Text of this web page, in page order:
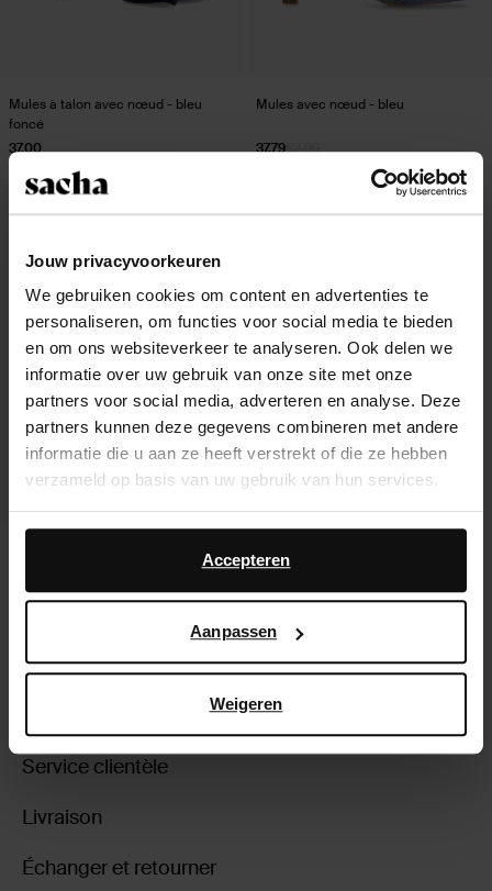
Jouw privacyvoorkeuren
We gebruiken cookies om content en advertenties te
personaliseren, om functies voor social media te bieden
en om ons websiteverkeer te analyseren. Ook delen we
informatie over uw gebruik van onze site met onze
partners voor social media, adverteren en analyse. Deze
partners kunnen deze gegevens combineren met andere
informatie die u aan ze heeft verstrekt of die ze hebben
verzameld op basis van uw gebruik van hun services.
Daarnaast werken wij samen met Google voor
advertentie- en meetdoeleinden. Meer informatie over
hoe Google uw persoonsgegevens gebruikt, vindt u op
Accepteren
Aanpassen
Weigeren
Mules à talon avec nœud - bleu
foncé
37.00
Mules avec nœud - bleu
62.99
37.79
73.98
29.60
- 60%
Service clientèle
Livraison
Échanger et retourner